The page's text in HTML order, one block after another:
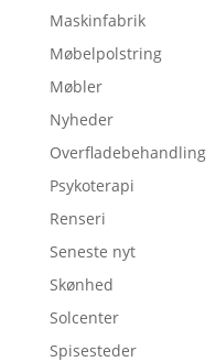
Maskinfabrik
Møbelpolstring
Møbler
Nyheder
Overfladebehandling
Psykoterapi
Renseri
Seneste nyt
Skønhed
Solcenter
Spisesteder